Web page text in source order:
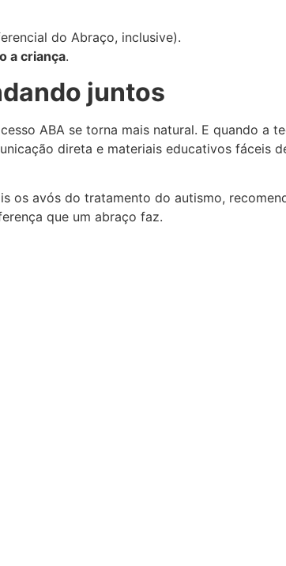
do Abraço, inclusive).
a criança.
juntos
ABA se torna mais natural. E quando a
direta e materiais educativos fáceis
os avós do tratamento do autismo,
que um abraço faz.